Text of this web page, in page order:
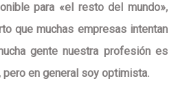
para «el resto del mundo»,
que muchas empresas intentan
gente nuestra profesión es
pero en general soy optimista.